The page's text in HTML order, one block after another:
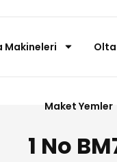
Makineleri Olta
Maket Yemler
1 No